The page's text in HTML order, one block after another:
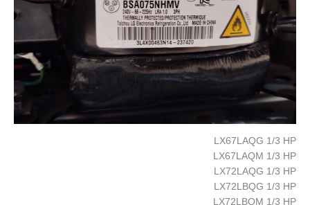
LX67LAQG 1/3 HP
LX67LAQM 1/3 HP
LX72LAQG 1/3 HP
LX72LBQG 1/3 HP
LX72LBQM 1/3 HP